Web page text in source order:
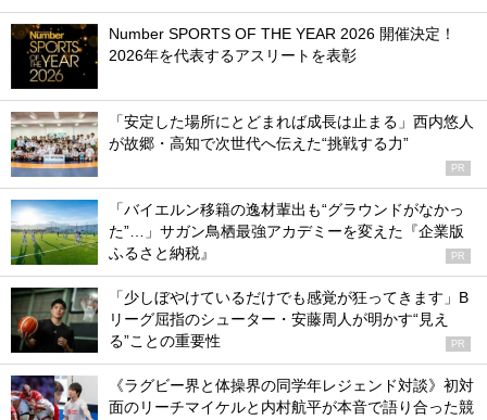
Number SPORTS OF THE YEAR 2026 開催決定！
2026年を代表するアスリートを表彰
「安定した場所にとどまれば成長は止まる」西内悠人
が故郷・高知で次世代へ伝えた“挑戦する力”
PR
「バイエルン移籍の逸材輩出も“グラウンドがなかっ
た”…」サガン鳥栖最強アカデミーを変えた『企業版
ふるさと納税』
PR
「少しぼやけているだけでも感覚が狂ってきます」B
リーグ屈指のシューター・安藤周人が明かす“見え
る”ことの重要性
PR
《ラグビー界と体操界の同学年レジェンド対談》初対
面のリーチマイケルと内村航平が本音で語り合った競